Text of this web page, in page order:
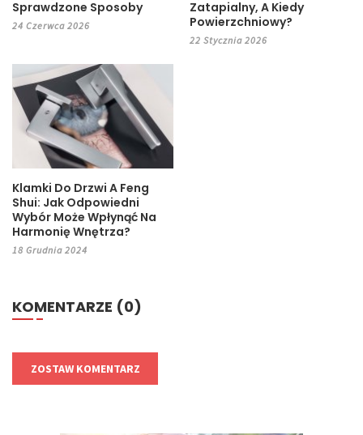
Sprawdzone Sposoby
24 Czerwca 2026
Zatapialny, A Kiedy
Powierzchniowy?
22 Stycznia 2026
Klamki Do Drzwi A Feng
Shui: Jak Odpowiedni
Wybór Może Wpłynąć Na
Harmonię Wnętrza?
18 Grudnia 2024
KOMENTARZE (0)
ZOSTAW KOMENTARZ